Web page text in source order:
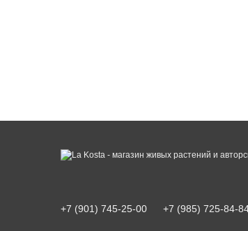
+7 (901) 745-25-00 +7 (985) 725-84-